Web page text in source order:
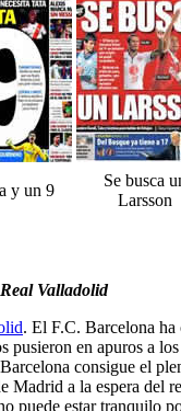
y un 9
Se busca
Larsson
Valladolid
. El F.C. Barcelona
pusieron en apuros a
consigue el
Madrid a la espera
puede estar tranquilo